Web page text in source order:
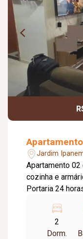
Jardim
Apartamento
cozinha e
Portaria 24
área gourmet
2
Dorm.